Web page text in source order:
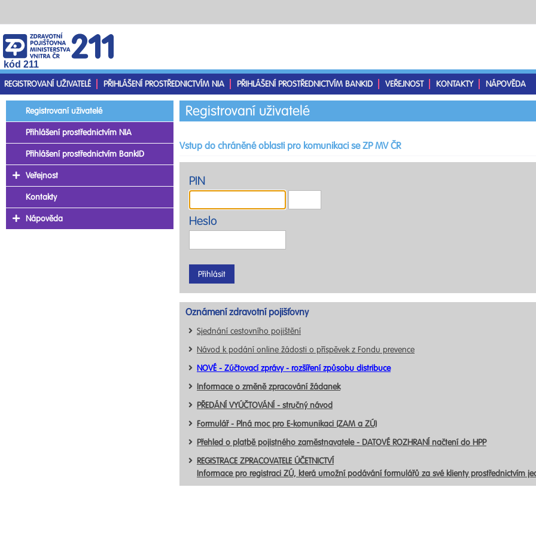
kód 211
REGISTROVANÍ UŽIVATELÉ
PŘIHLÁŠENÍ PROSTŘEDNICTVÍM NIA PŘIHLÁŠENÍ PROSTŘEDNICTVÍM BANKID VEŘEJNOST KONTAKTY NÁPOVĚDA
Registrovaní uživatelé
Vstup do chráněné oblasti pro komunikaci se ZP MV ČR
PIN
Heslo
Oznámení zdravotní pojišťovny
Sjednání cestovního pojištění
Návod k podání online žádosti o příspěvek z Fondu prevence
NOVÉ - Zúčtovací zprávy - rozšíření způsobu distribuce
Informace o změně zpracování žádanek
PŘEDÁNÍ VYÚČTOVÁNÍ - stručný návod
Formulář - Plná moc pro E-komunikaci (ZAM a ZÚ)
Přehled o platbě pojistného zaměstnavatele - DATOVÉ ROZHRANÍ načtení do HPP
REGISTRACE ZPRACOVATELE ÚČETNICTVÍ
Informace pro registraci ZÚ, která umožní podávání formulářů za své klienty prostřednictvím
Registrovaní uživatelé
Přihlášení prostřednictvím NIA
Přihlášení prostřednictvím BankID
Veřejnost
Kontakty
Nápověda